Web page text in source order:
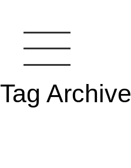
Tag Archive